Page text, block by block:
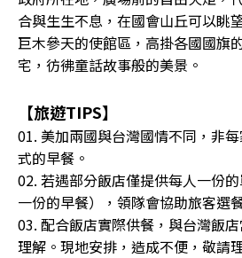
合與生生不息，在國會山丘可以眺
巨木參天的使館區，高掛各國國旗
宅，彷彿童話故事般的美景。
【旅遊TIPS】
01. 美加兩國與台灣國情不同，非
式的早餐。
02. 若遇部分飯店僅提供每人一份
一份的早餐），領隊會協助旅客選
03. 配合飯店實際供餐，與台灣飯
理解。現地安排，造成不便，敬請